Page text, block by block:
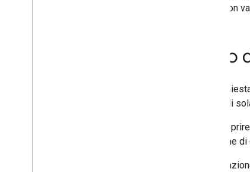
batch non
Una
I feed di
Per
relazione
Una